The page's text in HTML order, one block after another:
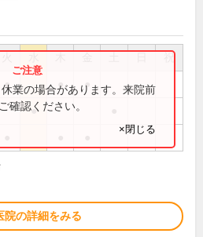
祝
● ● ●
●
業の場合があります。来院前
確認ください。
×閉じる
院の詳細をみる